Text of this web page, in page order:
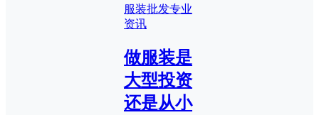
服装批发专业
资讯
做服装是
大型投资
还是从小